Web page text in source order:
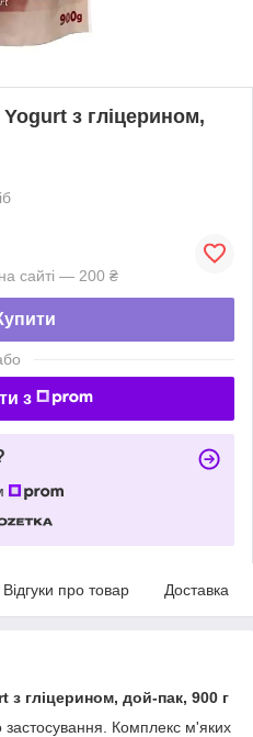
з гліцерином,
сайті — 200 ₴
з
Відгуки про товар Доставка
гліцерином, дой-пак, 900 г
Комплекс м'яких